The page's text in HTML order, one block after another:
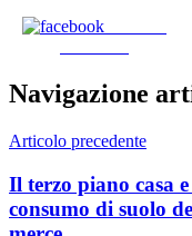
Navigazione
Articolo precedente
Il terzo piano casa
consumo di suolo